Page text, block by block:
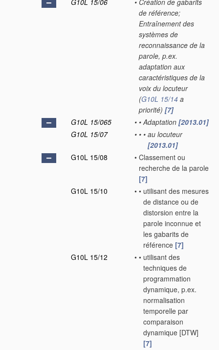
G10L 15/06 • Création de gabarits
de référence;
Entraînement des
systèmes de
reconnaissance de la
parole, p.ex.
adaptation aux
caractéristiques de la
voix du locuteur
(G10L 15/14 a
priorité) [7]
G10L 15/065
• • Adaptation [2013.01]
G10L 15/07
• • • au locuteur
[2013.01]
G10L 15/08
• Classement ou
recherche de la parole
[7]
G10L 15/10
• • utilisant des mesures
de distance ou de
distorsion entre la
parole inconnue et
les gabarits de
référence [7]
G10L 15/12
• • utilisant des
techniques de
programmation
dynamique, p.ex.
normalisation
temporelle par
comparaison
dynamique [DTW]
[7]